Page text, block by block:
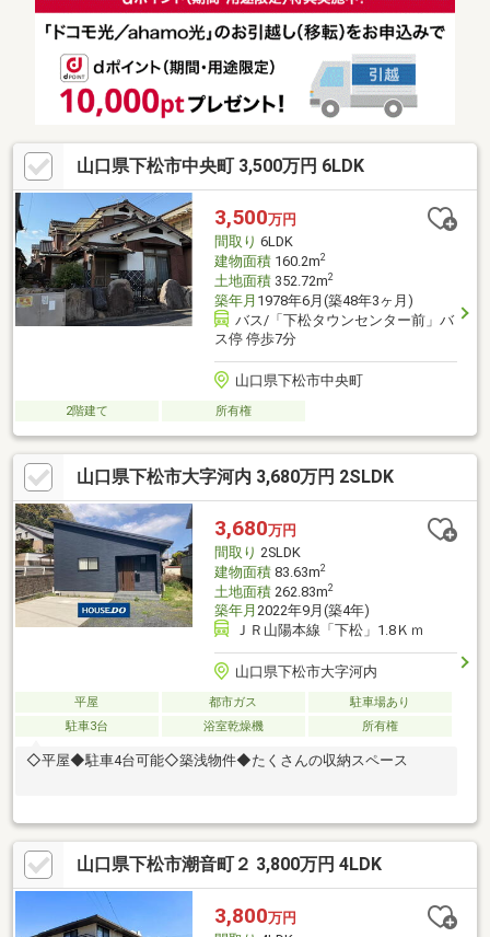
山口県下松市中央町 3,500万円 6LDK
3,500万円
間取り 6LDK
建物面積160.2m2
土地面積352.72m2
築年月 1978年6月(築48年3ヶ月)
バス/「下松タウンセンター前」バ
ス停 停歩7分
山口県下松市中央町
2階建て 所有権
山口県下松市大字河内 3,680万円 2SLDK
3,680万円
間取り 2SLDK
建物面積83.63m2
土地面積262.83m2
築年月 2022年9月(築4年)
ＪＲ山陽本線「下松」1.8Ｋｍ
山口県下松市大字河内
平屋 都市ガス
駐車場あり
駐車3台
浴室乾燥機 所有権
◇平屋◆駐車4台可能◇築浅物件◆たくさんの収納スペース
山口県下松市潮音町２ 3,800万円 4LDK
3,800万円